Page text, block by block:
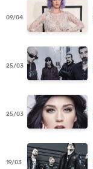
09/04
25/03
25/03
19/03